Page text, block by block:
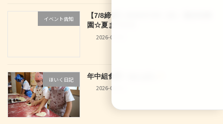
イベント告知
【7/8締切】2026/07/29（水） 龍谷幼稚
園☆夏まつり☆
2026-07-04
ほいく日記
年中組食育！あんぱん
2026-06-30